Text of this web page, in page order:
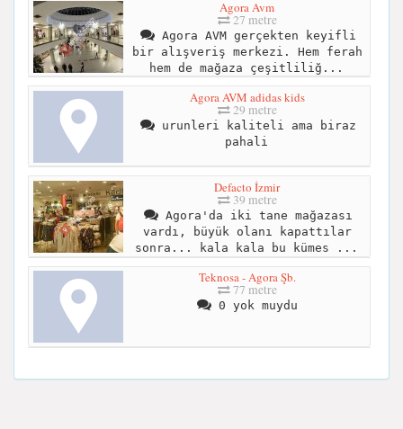
Agora Avm
27 metre
Agora AVM gerçekten keyifli
bir alışveriş merkezi. Hem ferah
hem de mağaza çeşitliliğ...
Agora AVM adidas kids
29 metre
urunleri kaliteli ama biraz
pahali
Defacto İzmir
39 metre
Agora'da iki tane mağazası
vardı, büyük olanı kapattılar
sonra... kala kala bu kümes ...
Teknosa - Agora Şb.
77 metre
0 yok muydu